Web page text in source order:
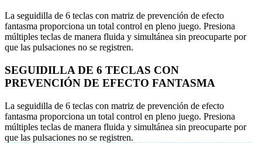
La seguidilla de 6 teclas con matriz de prevención de efecto
fantasma proporciona un total control en pleno juego. Presiona
múltiples teclas de manera fluida y simultánea sin preocuparte por
que las pulsaciones no se registren.
SEGUIDILLA DE 6 TECLAS CON
PREVENCIÓN DE EFECTO FANTASMA
La seguidilla de 6 teclas con matriz de prevención de efecto
fantasma proporciona un total control en pleno juego. Presiona
múltiples teclas de manera fluida y simultánea sin preocuparte por
que las pulsaciones no se registren.